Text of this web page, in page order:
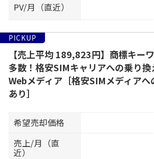
PV/月（直近）
PICKUP
【売上平均 189,823円】商標キー
多数！格安SIMキャリアへの乗り
Webメディア［格安SIMメディア
あり］
希望売却価格
売上/月（直
近）